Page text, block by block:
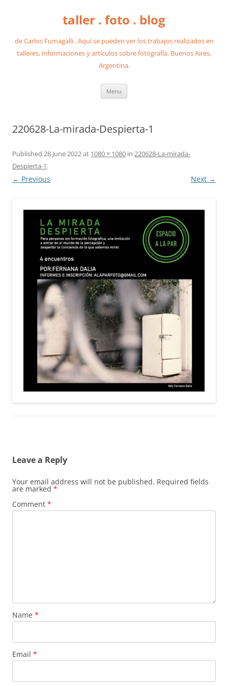
taller . foto . blog
de Carlos Fumagalli . Aquí se pueden ver los trabajos realizados en
talleres, informaciones y artículos sobre fotografía. Buenos Aires,
Argentina.
Menu
220628-La-mirada-Despierta-1
Published 28 June 2022at 1080 × 1080 in 220628-La-mirada-
Despierta-1.
← Previous Next →
Leave a Reply
Your email address will not be published. Required fields
are marked *
Comment *
Name *
Email *